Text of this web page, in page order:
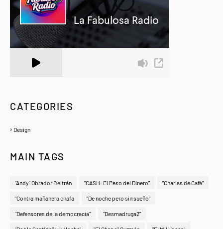
CATEGORIES
Design
MAIN TAGS
"Andy" Obrador Beltrán "CASH: El Peso del Dinero" "Charlas de Café"
"Contra mañanera chafa "De noche pero sin sueño"
"Defensores de la democracia" "Desmadruga2"